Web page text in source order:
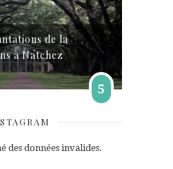
de la
à Natchez
5
des données invalides.